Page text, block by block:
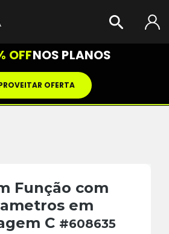
OFFNOS PLANOS
OFERTA
Função com
em
C #608635